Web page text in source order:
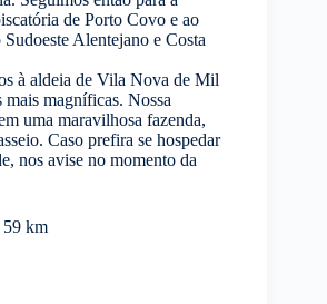
de Porto Covo e ao
Alentejano e Costa
à aldeia de Vila Nova de Mil
mais magníficas. Nossa
uma maravilhosa fazenda,
Caso prefira se hospedar
nos avise no momento da
59 km